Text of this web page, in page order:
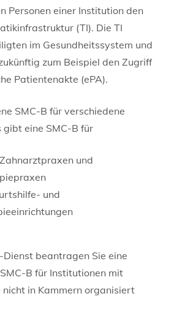
Personen einer Institution den
(TI). Die TI
im Gesundheitssystem und
zum Beispiel den Zugriff
Patientenakte (ePA).
SMC-B für verschiedene
gibt eine SMC-B für
und
und
beantragen Sie eine
B für Institutionen mit
in Kammern organisiert